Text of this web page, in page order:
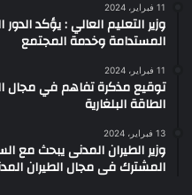
11 فبراير، 2024
وزير التعليم العالي : يؤكد
المستدامة وخدمة المجتمع
11 فبراير، 2024
توقيع مذكرة تفاهم في مجال
الطاقة البلغارية
13 فبراير، 2024
وزير الطيران المدنى يبحث مع
المشترك فى مجال الطيران